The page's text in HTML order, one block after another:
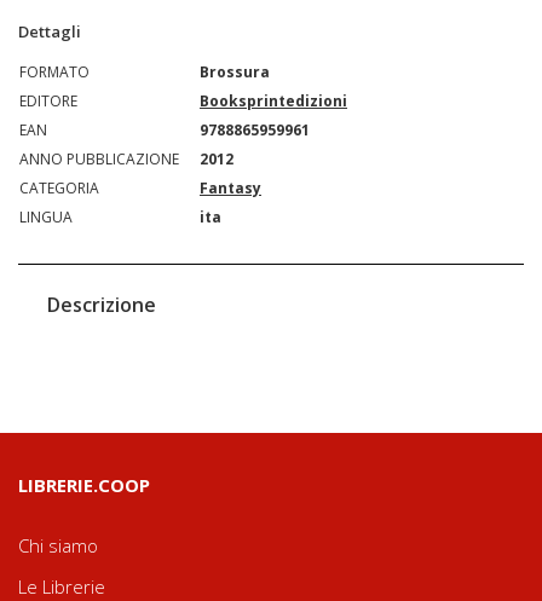
Dettagli
FORMATO
Brossura
EDITORE
Booksprintedizioni
EAN
9788865959961
ANNO PUBBLICAZIONE
2012
CATEGORIA
Fantasy
LINGUA
ita
Descrizione
LIBRERIE.COOP
Chi siamo
Le Librerie